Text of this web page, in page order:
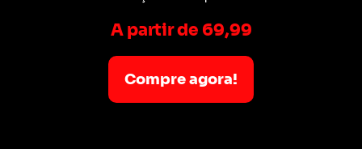
A partir de 69,99
Compre agora!